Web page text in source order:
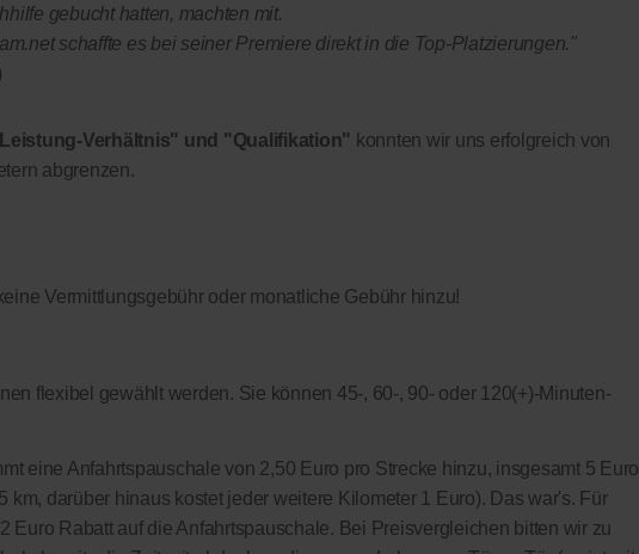
gebucht hatten, machten mit.
schaffte es bei seiner Premiere direkt in die Top-Platzierungen."
Verhältnis" und "Qualifikation" konnten wir uns erfolgreich von
abgrenzen.
Vermittlungsgebühr oder monatliche Gebühr hinzu!
flexibel gewählt werden. Sie können 45-, 60-, 90- oder 120(+)-Minuten-
eine Anfahrtspauschale von 2,50 Euro pro Strecke hinzu, insgesamt 5 Euro
darüber hinaus kostet jeder weitere Kilometer 1 Euro). Das war's. Für
Euro Rabatt auf die Anfahrtspauschale. Bei Preisvergleichen bitten wir zu